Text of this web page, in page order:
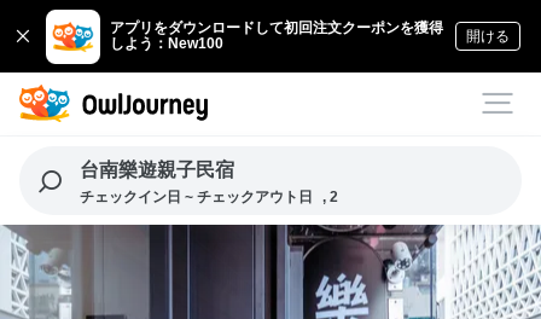
アプリをダウンロードして初回注文クーポンを獲得
しよう：New100
開ける
台南樂遊親子民宿
チェックイン日 ~ チェックアウト日 , 2